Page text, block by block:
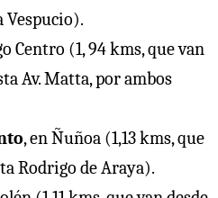
Vespucio).
Centro (1, 94 kms, que van
Av. Matta, por ambos
, en Ñuñoa (1,13 kms, que
Rodrigo de Araya).